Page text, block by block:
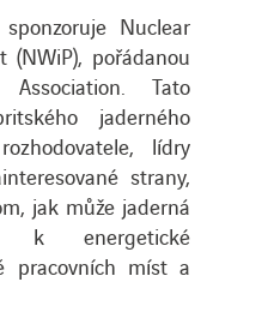
Nuclear
(NWiP), pořádanou
Tato
jaderného
lídry
strany,
jak může jaderná
k energetické
pracovních míst a